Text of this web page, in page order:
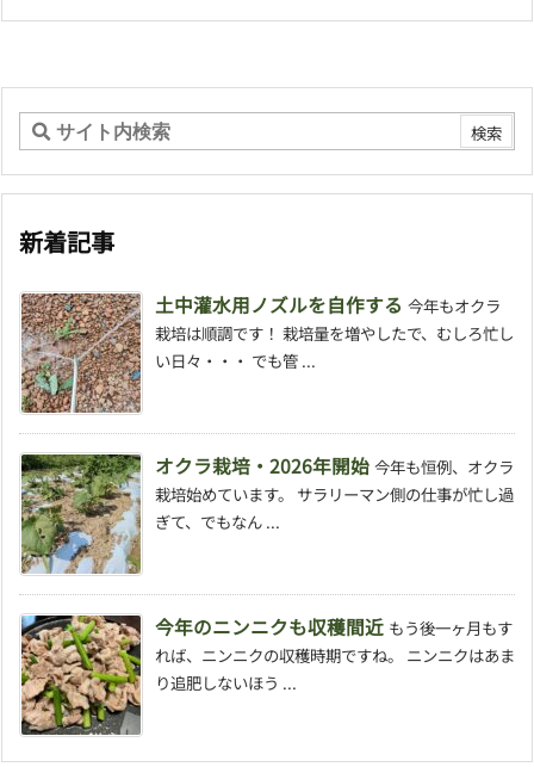
新着記事
土中灌水用ノズルを自作する 今年もオクラ
栽培は順調です！ 栽培量を増やしたで、むしろ忙し
い日々・・・ でも管 ...
オクラ栽培・2026年開始 今年も恒例、オクラ
栽培始めています。 サラリーマン側の仕事が忙し過
ぎて、でもなん ...
今年のニンニクも収穫間近 もう後一ヶ月もす
れば、ニンニクの収穫時期ですね。 ニンニクはあま
り追肥しないほう ...